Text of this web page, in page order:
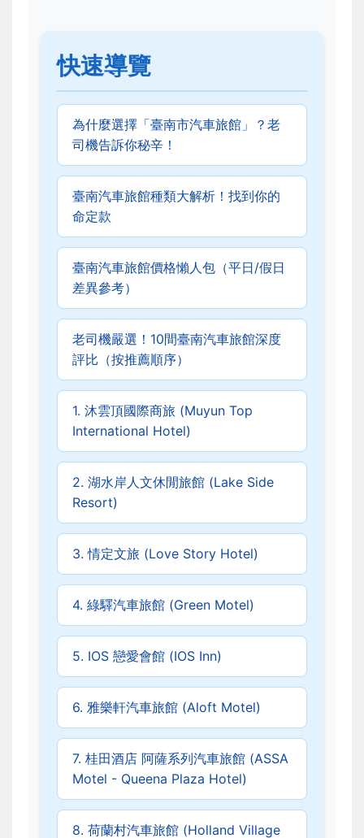
快速導覽
為什麼選擇「臺南市汽車旅館」？老
司機告訴你秘辛！
臺南汽車旅館種類大解析！找到你的
命定款
臺南汽車旅館價格懶人包（平日/假日
差異參考）
老司機嚴選！10間臺南汽車旅館深度
評比（按推薦順序）
1. 沐雲頂國際商旅 (Muyun Top
International Hotel)
2. 湖水岸人文休閒旅館 (Lake Side
Resort)
3. 情定文旅 (Love Story Hotel)
4. 綠驛汽車旅館 (Green Motel)
5. IOS 戀愛會館 (IOS Inn)
6. 雅樂軒汽車旅館 (Aloft Motel)
7. 桂田酒店 阿薩系列汽車旅館 (ASSA
Motel - Queena Plaza Hotel)
8. 荷蘭村汽車旅館 (Holland Village